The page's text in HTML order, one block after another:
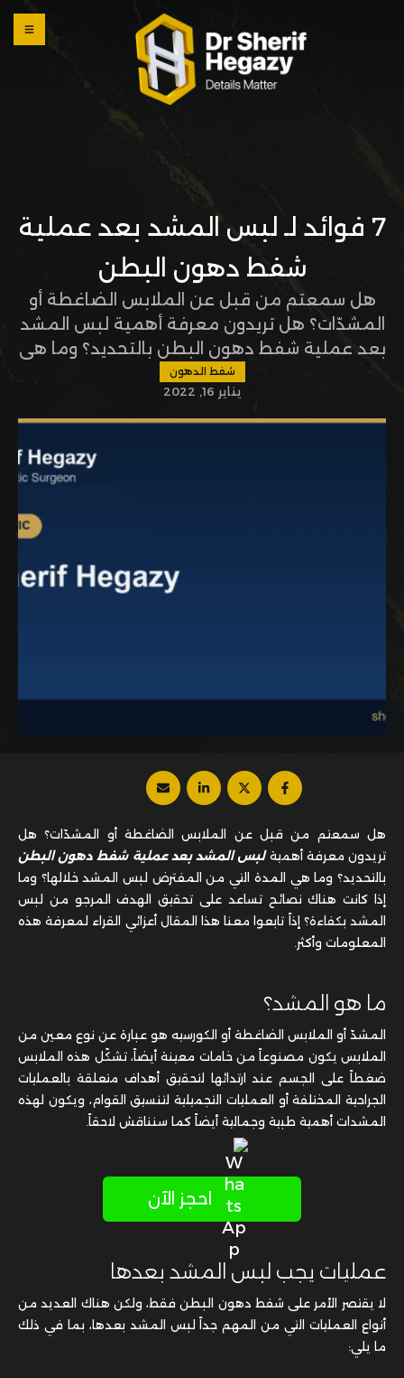
7 فوائد لـ لبس المشد بعد عملية
شفط دهون البطن
هل سمعتم من قبل عن الملابس الضاغطة أو
المشدّات؟ هل تريدون معرفة أهمية لبس المشد
بعد عملية شفط دهون البطن بالتحديد؟ وما هي
المدة التي من المفترض لبس المشد خلالها؟ وما
إذا كانت هناك نصائح تساعد على تحقيق الهدف
المرجو من لبس المشد بكفاءة؟ إذاً تابعوا معنا
شفط الدهون
يناير 16, 2022
هل سمعتم من قبل عن الملابس الضاغطة أو المشدّات؟ هل
تريدون معرفة أهميةلبس المشد بعد عملية شفط دهون البطن
بالتحديد؟ وما هي المدة التي من المفترض لبس المشد خلالها؟ وما
إذا كانت هناك نصائح تساعد على تحقيق الهدف المرجو من لبس
المشد بكفاءة؟ إذاً تابعوا معنا هذا المقال أعزائي القراء لمعرفة هذه
المعلومات وأكثر.
ما هو المشد؟
المشدّ أو الملابس الضاغطة أو الكورسيه هو عبارة عن نوع معين من
الملابس يكون مصنوعاً من خامات معينة أيضاً، تشكّل هذه الملابس
ضغطاً على الجسم عند ارتدائها لتحقيق أهداف متعلقة بالعمليات
الجراحية المختلفة أو العمليات التجميلية لتنسيق القوام، ويكون لهذه
المشدات أهمية طبية وجمالية أيضاً كما سنناقش لاحقاً.
احجز الآن
عمليات يجب لبس المشد بعدها
لا يقتصر الأمر على شفط دهون البطن فقط، ولكن هناك العديد من
أنواع العمليات التي من المهم جداً لبس المشد بعدها، بما في ذلك
ما يلي: